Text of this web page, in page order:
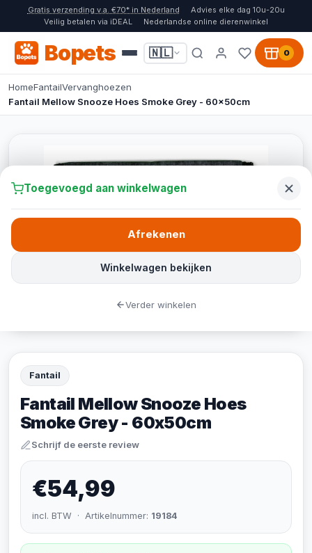
Gratis verzending v.a. €70* in Nederland
Advies elke dag 10u-20u
Veilig betalen via iDEAL
Nederlandse online dierenwinkel
Bopets 🇳🇱 0
HomeFantailVervanghoezen
Fantail Mellow Snooze Hoes Smoke Grey - 60x50cm
Fantail
Fantail Mellow Snooze Hoes
Smoke Grey - 60x50cm
Schrijf de eerste review
€54,99
incl. BTW · Artikelnummer: 19184
Toegevoegd aan winkelwagen
Winkelwagen bekijken
Afrekenen
Verder winkelen